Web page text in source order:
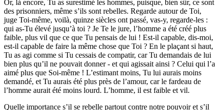
Or, là encore, Tu as surestimé les hommes, puisque, bien sûr, ce sont
des prisonniers, même s’ils sont rebelles. Regarde autour de Toi,
juge Toi-même, voilà, quinze siècles ont passé, vas-y, regarde-les :
qui as-Tu élevé jusqu’à toi ? Je Te le jure, l’homme a été créé plus
faible, plus vil que ce que Tu pensais de lui ! Est-il capable, dis-moi,
est-il capable de faire la même chose que Toi ? En le plaçant si haut,
Tu as agi comme si Tu cessais de compatir, car Tu demandais de lui
bien plus qu’il ne pouvait donner - et qui agissait ainsi ? Celui qui l’a
aimé plus que Soi-même ! L’estimant moins, Tu lui aurais moins
demandé, et Tu aurais été plus près de l’amour, car le fardeau de
l’homme aurait été moins lourd. L’homme, il est faible et vil.
Quelle importance s’il se rebelle partout contre notre pouvoir et s’il